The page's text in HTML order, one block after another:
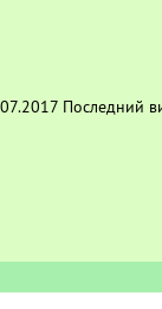
Последний